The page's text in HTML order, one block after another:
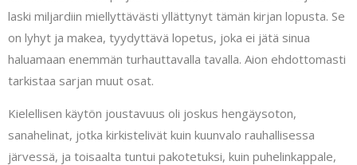
laski miljardiin miellyttävästi yllättynyt tämän kirjan lopusta. Se
on lyhyt ja makea, tyydyttävä lopetus, joka ei jätä sinua
haluamaan enemmän turhauttavalla tavalla. Aion ehdottomasti
tarkistaa sarjan muut osat.
Kielellisen käytön joustavuus oli joskus hengäysoton,
sanahelinat, jotka kirkistelivät kuin kuunvalo rauhallisessa
järvessä, ja toisaalta tuntui pakotetuksi, kuin puhelinkappale,